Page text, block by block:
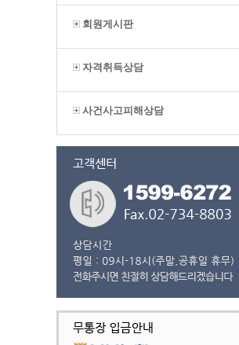
회원게시판
자격취득상담
사건사고피해상담